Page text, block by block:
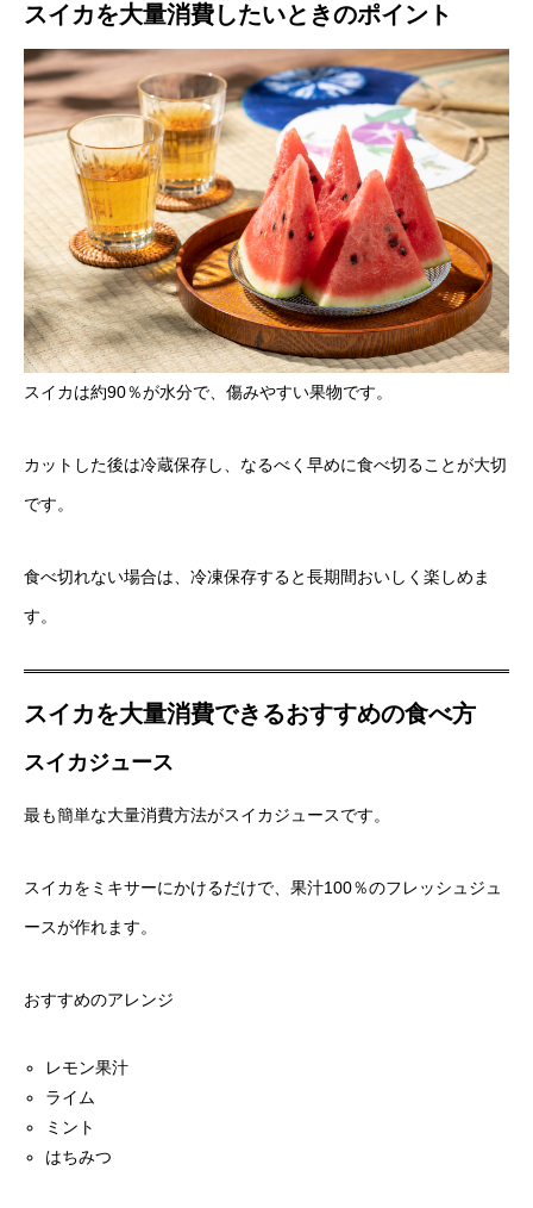
スイカを大量消費したいときのポイント
スイカは約90％が水分で、傷みやすい果物です。
カットした後は冷蔵保存し、なるべく早めに食べ切ることが大切
です。
食べ切れない場合は、冷凍保存すると長期間おいしく楽しめま
す。
スイカを大量消費できるおすすめの食べ方
スイカジュース
最も簡単な大量消費方法がスイカジュースです。
スイカをミキサーにかけるだけで、果汁100％のフレッシュジュ
ースが作れます。
おすすめのアレンジ
レモン果汁
ライム
ミント
はちみつ